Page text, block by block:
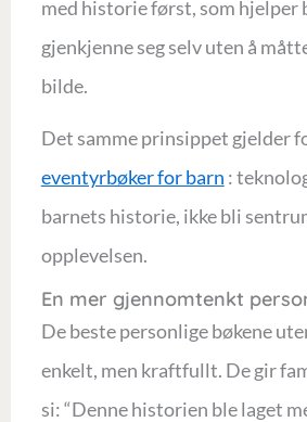
med historie først, som hjelper
gjenkjenne seg selv uten å
bilde.
Det samme prinsippet gjelder
eventyrbøker for barn :
barnets historie, ikke bli
opplevelsen.
En mer gjennomtenkt
De beste personlige bøkene
enkelt, men kraftfullt. De gir
si: “Denne historien ble laget